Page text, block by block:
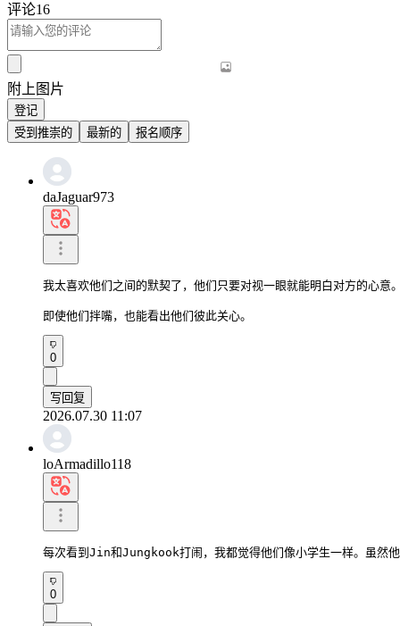
评论16
附上图片
登记
受到推崇的
最新的 报名顺序
daJaguar973
我太喜欢他们之间的默契了，他们只要对视一眼就能明白对方的心意
即使他们拌嘴，也能看出他们彼此关心。
0
写回复
2026.07.30 11:07
loArmadillo118
每次看到Jin和Jungkook打闹，我都觉得他们像小学生一样。虽然
0